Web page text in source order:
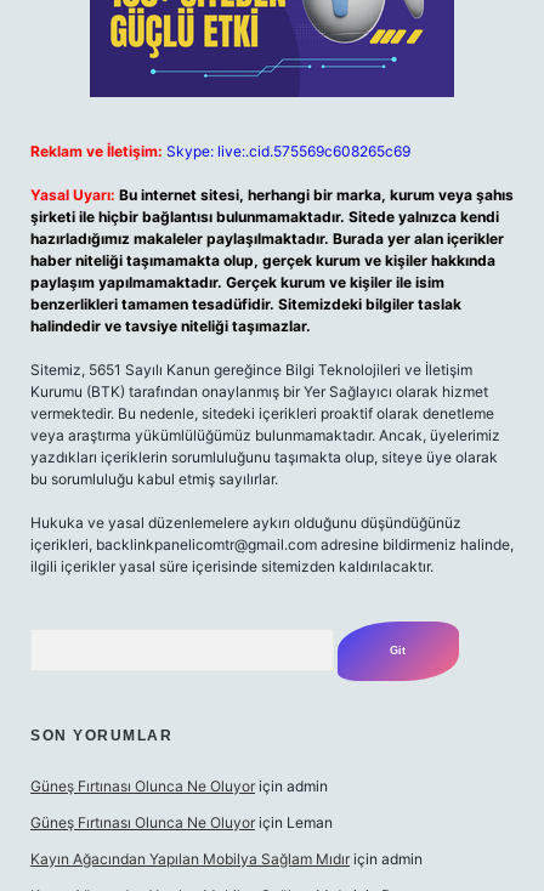
Reklam ve İletişim: Skype: live:.cid.575569c608265c69
Yasal Uyarı: Bu internet sitesi, herhangi bir marka, kurum veya şahıs
şirketi ile hiçbir bağlantısı bulunmamaktadır. Sitede yalnızca kendi
hazırladığımız makaleler paylaşılmaktadır. Burada yer alan içerikler
haber niteliği taşımamakta olup, gerçek kurum ve kişiler hakkında
paylaşım yapılmamaktadır. Gerçek kurum ve kişiler ile isim
benzerlikleri tamamen tesadüfidir. Sitemizdeki bilgiler taslak
halindedir ve tavsiye niteliği taşımazlar.
Sitemiz, 5651 Sayılı Kanun gereğince Bilgi Teknolojileri ve İletişim
Kurumu (BTK) tarafından onaylanmış bir Yer Sağlayıcı olarak hizmet
vermektedir. Bu nedenle, sitedeki içerikleri proaktif olarak denetleme
veya araştırma yükümlülüğümüz bulunmamaktadır. Ancak, üyelerimiz
yazdıkları içeriklerin sorumluluğunu taşımakta olup, siteye üye olarak
bu sorumluluğu kabul etmiş sayılırlar.
Hukuka ve yasal düzenlemelere aykırı olduğunu düşündüğünüz
içerikleri, backlinkpanelicomtr@gmail.com adresine bildirmeniz halinde,
ilgili içerikler yasal süre içerisinde sitemizden kaldırılacaktır.
SON YORUMLAR
Güneş Fırtınası Olunca Ne Oluyor için admin
Güneş Fırtınası Olunca Ne Oluyor için Leman
Kayın Ağacından Yapılan Mobilya Sağlam Mıdır için admin